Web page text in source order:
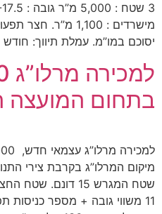
יסוכם במו”מ. עמלת תיווך:
בתחום המועצה
11 משווי גובה + מספר